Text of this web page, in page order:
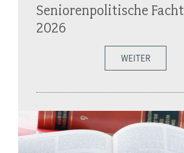
Seniorenpolitische
2026
WEITER